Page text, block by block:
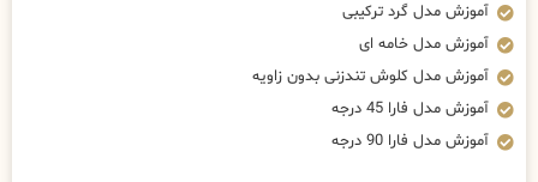
آموزش مدل گرد ترکیبی
آموزش مدل خامه ای
آموزش مدل کلوش تندزنی بدون زاویه
آموزش مدل فارا 45 درجه
آموزش مدل فارا 90 درجه